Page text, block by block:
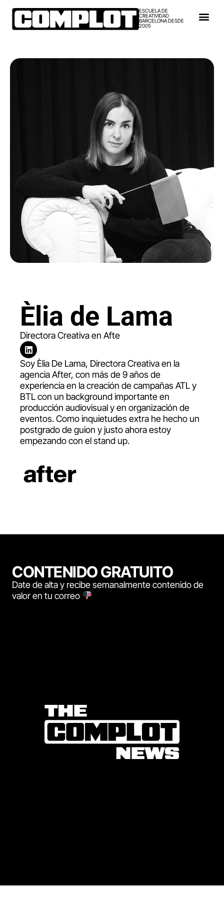
ESCUELA DE
CREATIVIDAD
BARCELONA DESDE
2005
Èlia de Lama
Directora Creativa en Afte
Soy Èlia De Lama, Directora Creativa en la
agencia After, con más de 9 años de
experiencia en la creación de campañas ATL y
BTL con un background importante en
producción audiovisual y en organización de
eventos. Como inquietudes extra he hecho un
postgrado de guion y justo ahora estoy
empezando con el stand up.
CONTENIDO GRATUITO
Date de alta y recibe semanalmente contenido de
valor en tu correo